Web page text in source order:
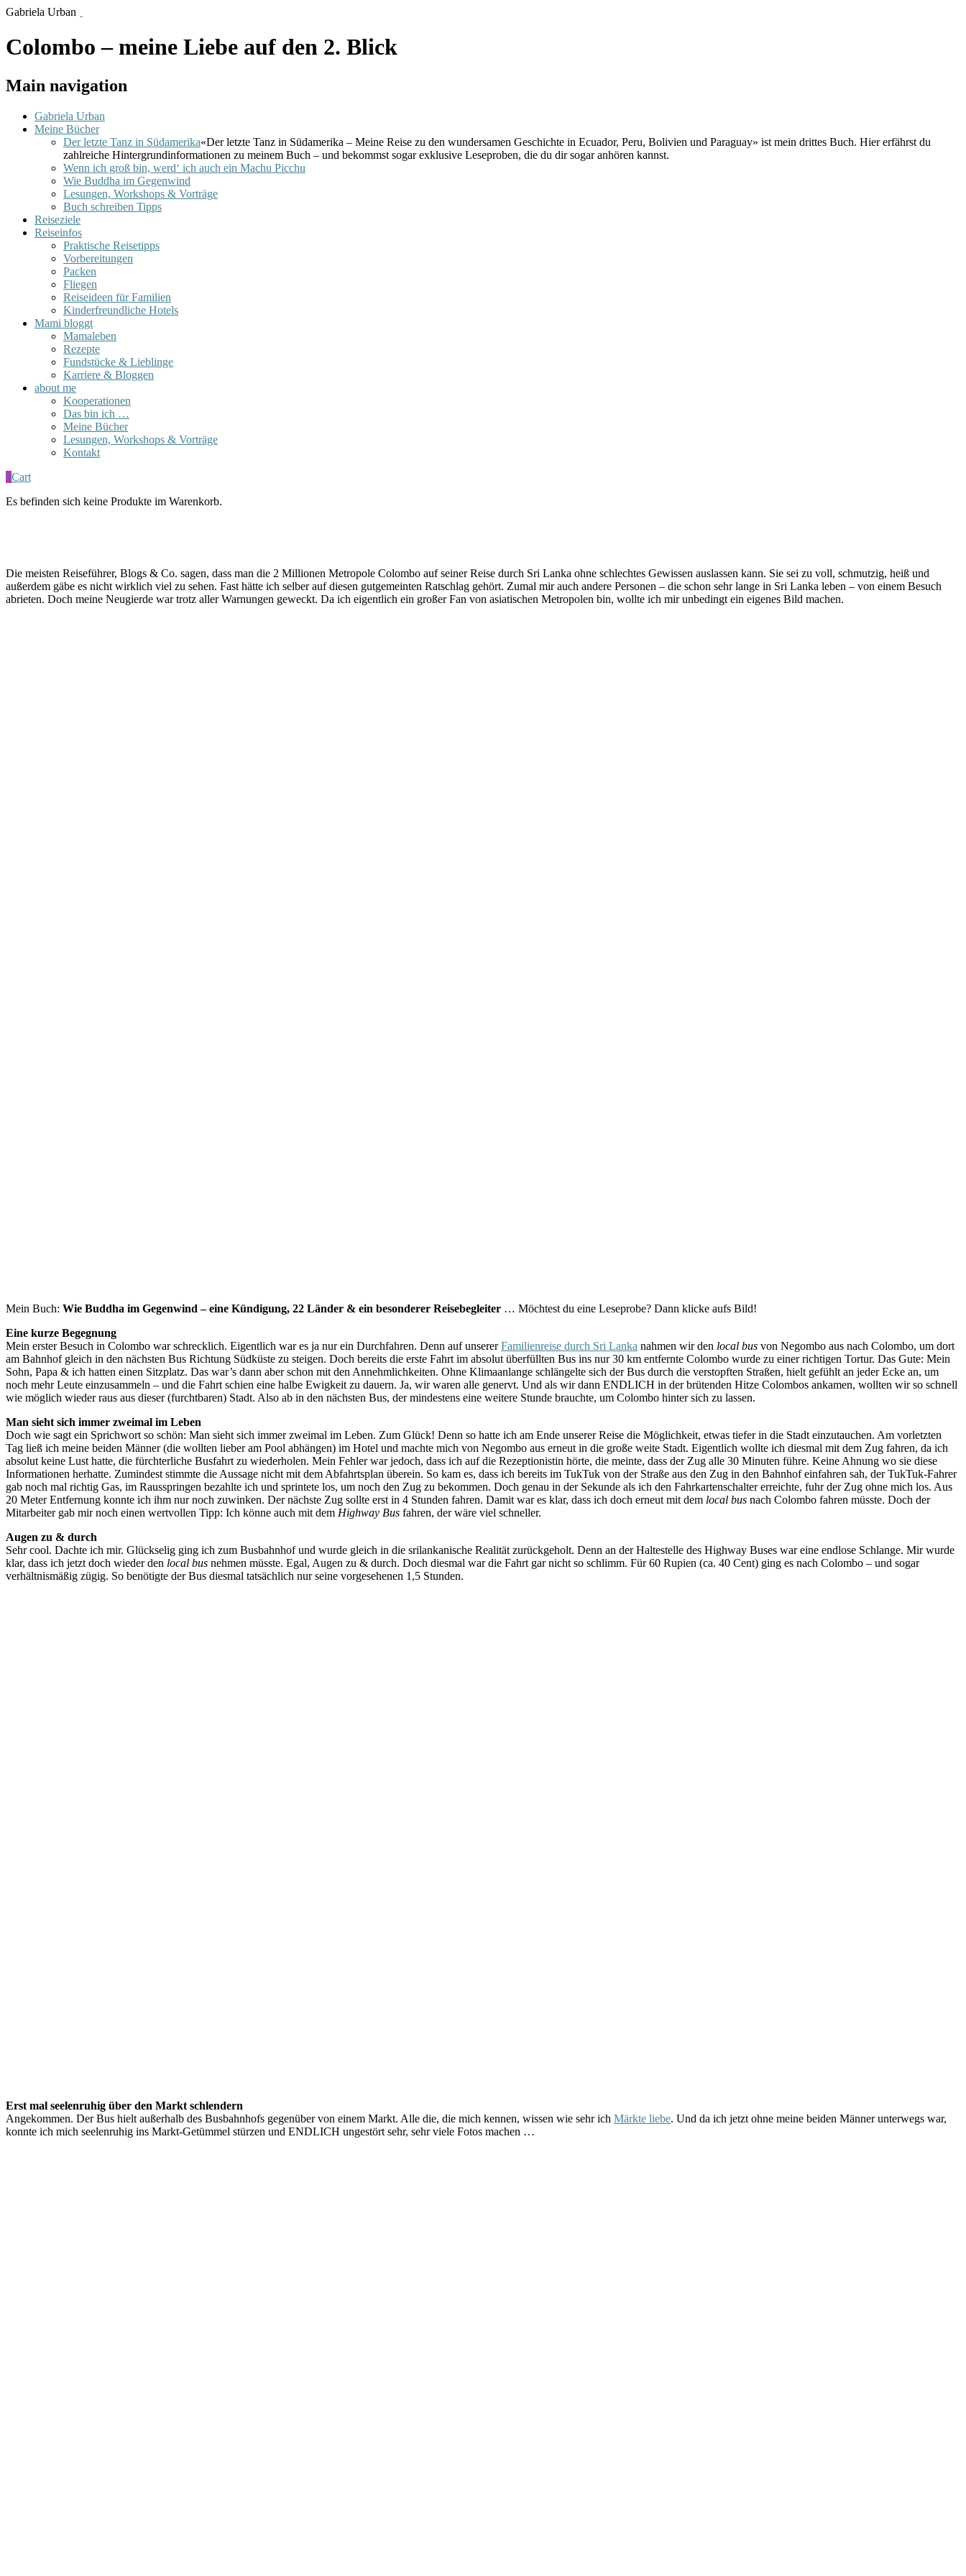
Gabriela Urban
Colombo – meine Liebe auf den 2. Blick
Main navigation
Gabriela Urban
Meine Bücher
Der letzte Tanz in Südamerika«Der letzte Tanz in Südamerika – Meine Reise zu den wundersamen Geschichte in Ecuador, Peru, Bolivien und Paraguay» ist mein drittes Buch. Hier erfährst du
zahlreiche Hintergrundinformationen zu meinem Buch – und bekommst sogar exklusive Leseproben, die du dir sogar anhören kannst.
Wenn ich groß bin, werd‘ ich auch ein Machu Picchu
Wie Buddha im Gegenwind
Lesungen, Workshops & Vorträge
Buch schreiben Tipps
Reiseziele
Reiseinfos
Praktische Reisetipps
Vorbereitungen
Packen
Fliegen
Reiseideen für Familien
Kinderfreundliche Hotels
Mami bloggt
Mamaleben
Rezepte
Fundstücke & Lieblinge
Karriere & Bloggen
about me
Kooperationen
Das bin ich …
Meine Bücher
Lesungen, Workshops & Vorträge
Kontakt
0Cart
Es befinden sich keine Produkte im Warenkorb.
Die meisten Reiseführer, Blogs & Co. sagen, dass man die 2 Millionen Metropole Colombo auf seiner Reise durch Sri Lanka ohne schlechtes Gewissen auslassen kann. Sie sei zu voll, schmutzig, heiß und
außerdem gäbe es nicht wirklich viel zu sehen. Fast hätte ich selber auf diesen gutgemeinten Ratschlag gehört. Zumal mir auch andere Personen – die schon sehr lange in Sri Lanka leben – von einem Besuch
abrieten. Doch meine Neugierde war trotz aller Warnungen geweckt. Da ich eigentlich ein großer Fan von asiatischen Metropolen bin, wollte ich mir unbedingt ein eigenes Bild machen.
Mein Buch: Wie Buddha im Gegenwind – eine Kündigung, 22 Länder & ein besonderer Reisebegleiter … Möchtest du eine Leseprobe? Dann klicke aufs Bild!
Eine kurze Begegnung
Mein erster Besuch in Colombo war schrecklich. Eigentlich war es ja nur ein Durchfahren. Denn auf unsererFamilienreise durch Sri Lanka nahmen wir den local bus von Negombo aus nach Colombo, um dort
am Bahnhof gleich in den nächsten Bus Richtung Südküste zu steigen. Doch bereits die erste Fahrt im absolut überfüllten Bus ins nur 30 km entfernte Colombo wurde zu einer richtigen Tortur. Das Gute: Mein
Sohn, Papa & ich hatten einen Sitzplatz. Das war’s dann aber schon mit den Annehmlichkeiten. Ohne Klimaanlange schlängelte sich der Bus durch die verstopften Straßen, hielt gefühlt an jeder Ecke an, um
noch mehr Leute einzusammeln – und die Fahrt schien eine halbe Ewigkeit zu dauern. Ja, wir waren alle genervt. Und als wir dann ENDLICH in der brütenden Hitze Colombos ankamen, wollten wir so schnell
wie möglich wieder raus aus dieser (furchtbaren) Stadt. Also ab in den nächsten Bus, der mindestens eine weitere Stunde brauchte, um Colombo hinter sich zu lassen.
Man sieht sich immer zweimal im Leben
Doch wie sagt ein Sprichwort so schön: Man sieht sich immer zweimal im Leben. Zum Glück! Denn so hatte ich am Ende unserer Reise die Möglichkeit, etwas tiefer in die Stadt einzutauchen. Am vorletzten
Tag ließ ich meine beiden Männer (die wollten lieber am Pool abhängen) im Hotel und machte mich von Negombo aus erneut in die große weite Stadt. Eigentlich wollte ich diesmal mit dem Zug fahren, da ich
absolut keine Lust hatte, die fürchterliche Busfahrt zu wiederholen. Mein Fehler war jedoch, dass ich auf die Rezeptionistin hörte, die meinte, dass der Zug alle 30 Minuten führe. Keine Ahnung wo sie diese
Informationen herhatte. Zumindest stimmte die Aussage nicht mit dem Abfahrtsplan überein. So kam es, dass ich bereits im TukTuk von der Straße aus den Zug in den Bahnhof einfahren sah, der TukTuk-Fahrer
gab noch mal richtig Gas, im Rausspringen bezahlte ich und sprintete los, um noch den Zug zu bekommen. Doch genau in der Sekunde als ich den Fahrkartenschalter erreichte, fuhr der Zug ohne mich los. Aus
20 Meter Entfernung konnte ich ihm nur noch zuwinken. Der nächste Zug sollte erst in 4 Stunden fahren. Damit war es klar, dass ich doch erneut mit dem local bus nach Colombo fahren müsste. Doch der
Mitarbeiter gab mir noch einen wertvollen Tipp: Ich könne auch mit dem Highway Bus fahren, der wäre viel schneller.
Augen zu & durch
Sehr cool. Dachte ich mir. Glückselig ging ich zum Busbahnhof und wurde gleich in die srilankanische Realität zurückgeholt. Denn an der Haltestelle des Highway Buses war eine endlose Schlange. Mir wurde
klar, dass ich jetzt doch wieder den local bus nehmen müsste. Egal, Augen zu & durch. Doch diesmal war die Fahrt gar nicht so schlimm. Für 60 Rupien (ca. 40 Cent) ging es nach Colombo – und sogar
verhältnismäßig zügig. So benötigte der Bus diesmal tatsächlich nur seine vorgesehenen 1,5 Stunden.
Erst mal seelenruhig über den Markt schlendern
Angekommen. Der Bus hielt außerhalb des Busbahnhofs gegenüber von einem Markt. Alle die, die mich kennen, wissen wie sehr ich Märkte liebe. Und da ich jetzt ohne meine beiden Männer unterwegs war,
konnte ich mich seelenruhig ins Markt-Getümmel stürzen und ENDLICH ungestört sehr, sehr viele Fotos machen …